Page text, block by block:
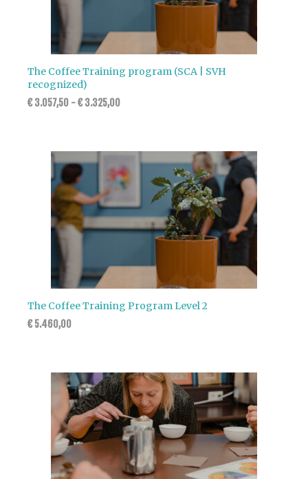
The Coffee Training program (SCA | SVH
recognized)
€3.057,50 -€3.325,00
The Coffee Training Program Level 2
€5.460,00